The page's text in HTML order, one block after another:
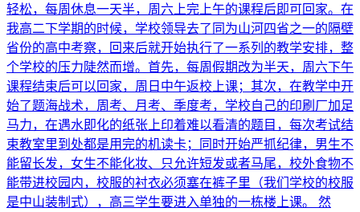
轻松，每周休息一天半，周六上完上午的课程后即可回家。在
我高二下学期的时候，学校领导去了同为山河四省之一的隔壁
省份的高中考察，回来后就开始执行了一系列的教学安排，整
个学校的压力陡然而增。首先，每周假期改为半天，周六下午
课程结束后可以回家，周日中午返校上课；其次，在教学中开
始了题海战术，周考、月考、季度考，学校自己的印刷厂加足
马力，在遇水即化的纸张上印着难以看清的题目，每次考试结
束教室里到处都是用完的机读卡；同时开始严抓纪律，男生不
能留长发，女生不能化妆、只允许短发或者马尾，校外食物不
能带进校园内，校服的衬衣必须塞在裤子里（我们学校的校服
是中山装制式），高三学生要进入单独的一栋楼上课。 然